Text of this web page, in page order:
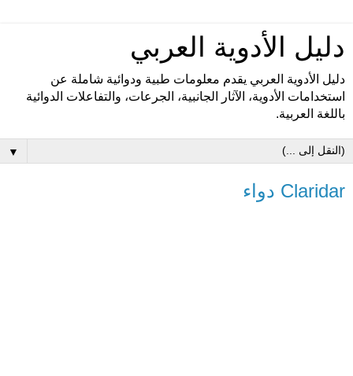
دليل الأدوية العربي
دليل الأدوية العربي يقدم معلومات طبية ودوائية شاملة عن
استخدامات الأدوية، الآثار الجانبية، الجرعات، والتفاعلات الدوائية
باللغة العربية.
▼
Claridar دواء